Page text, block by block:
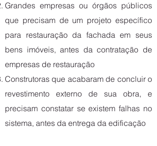
Grandes empresas ou órgãos públicos
que precisam de um projeto específico
para restauração da fachada em seus
bens imóveis, antes da contratação de
empresas de restauração
Construtoras que acabaram de concluir o
revestimento externo de sua obra, e
precisam constatar se existem falhas no
sistema, antes da entrega da edificação